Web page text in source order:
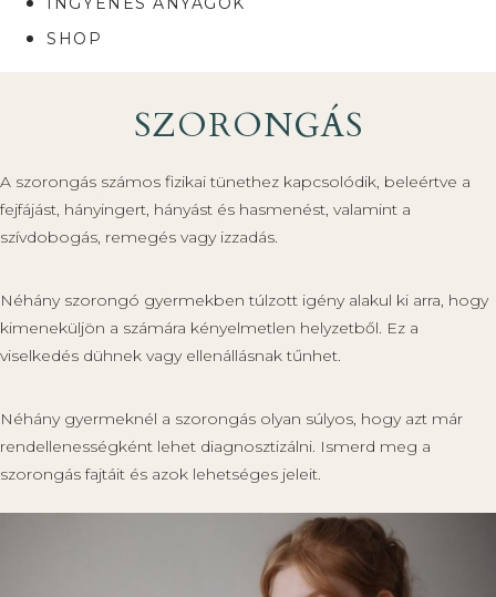
SHOP
SZORONGÁS
A szorongás számos fizikai tünethez kapcsolódik, beleértve a
fejfájást, hányingert, hányást és hasmenést, valamint a
szívdobogás, remegés vagy izzadás.
Néhány szorongó gyermekben túlzott igény alakul ki arra, hogy
kimeneküljön a számára kényelmetlen helyzetből. Ez a
viselkedés dühnek vagy ellenállásnak tűnhet.
Néhány gyermeknél a szorongás olyan súlyos, hogy azt már
rendellenességként lehet diagnosztizálni. Ismerd meg a
szorongás fajtáit és azok lehetséges jeleit.